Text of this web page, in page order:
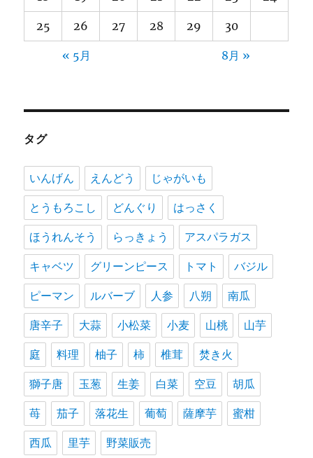
25 26 27 28 29 30
« 5月 8月 »
タグ
いんげん えんどう じゃがいも
とうもろこし どんぐり はっさく
ほうれんそう らっきょう アスパラガス
キャベツ グリーンピース トマト バジル
ピーマン ルバーブ 人参 八朔 南瓜
唐辛子 大蒜 小松菜 小麦 山桃 山芋
庭 料理 柚子 柿 椎茸 焚き火
獅子唐 玉葱 生姜 白菜 空豆 胡瓜
苺 茄子 落花生 葡萄 薩摩芋 蜜柑
西瓜 里芋 野菜販売